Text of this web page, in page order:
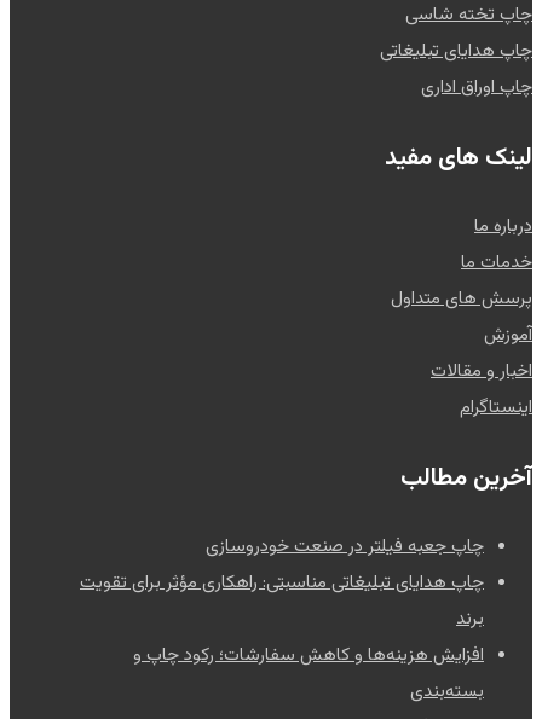
چاپ تخته شاسی
چاپ هدایای تبلیغاتی
چاپ اوراق اداری
لینک های مفید
درباره ما
خدمات ما
پرسش های متداول
آموزش
اخبار و مقالات
اینستاگرام
آخرین مطالب
چاپ جعبه فیلتر در صنعت خودروسازی
چاپ هدایای تبلیغاتی مناسبتی: راهکاری مؤثر برای تقویت
برند
افزایش هزینه‌ها و کاهش سفارشات؛ رکود چاپ و
بسته‌بندی